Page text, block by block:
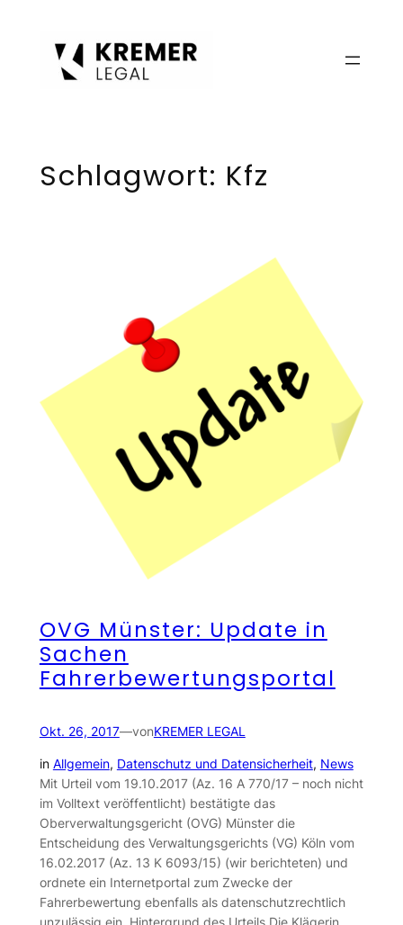
Schlagwort: Kfz
OVG Münster: Update in
Sachen
Fahrerbewertungsportal
Okt. 26, 2017—vonKREMER LEGAL
in Allgemein, Datenschutz und Datensicherheit, News
Mit Urteil vom 19.10.2017 (Az. 16 A 770/17 – noch nicht
im Volltext veröffentlicht) bestätigte das
Oberverwaltungsgericht (OVG) Münster die
Entscheidung des Verwaltungsgerichts (VG) Köln vom
16.02.2017 (Az. 13 K 6093/15) (wir berichteten) und
ordnete ein Internetportal zum Zwecke der
Fahrerbewertung ebenfalls als datenschutzrechtlich
unzulässig ein. Hintergrund des Urteils Die Klägerin